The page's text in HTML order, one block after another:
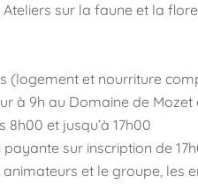
Ateliers sur la faune et la
(logement et nourriture
à 9h au Domaine de
8h00 et jusqu’à 17h00
payante sur inscription de
et le groupe, les